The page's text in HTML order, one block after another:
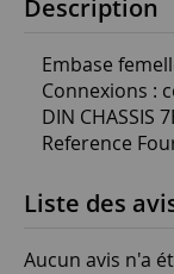
Description
Embase
Connexions :
DIN CHASSIS
Reference
Liste des
Aucun avis n'a